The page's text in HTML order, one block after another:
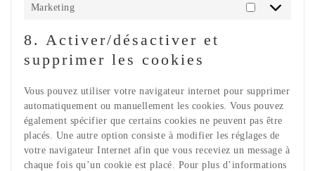
Marketing Marketing
8. Activer/désactiver et
supprimer les cookies
Vous pouvez utiliser votre navigateur internet pour supprimer
automatiquement ou manuellement les cookies. Vous pouvez
également spécifier que certains cookies ne peuvent pas être
placés. Une autre option consiste à modifier les réglages de
votre navigateur Internet afin que vous receviez un message à
chaque fois qu’un cookie est placé. Pour plus d’informations